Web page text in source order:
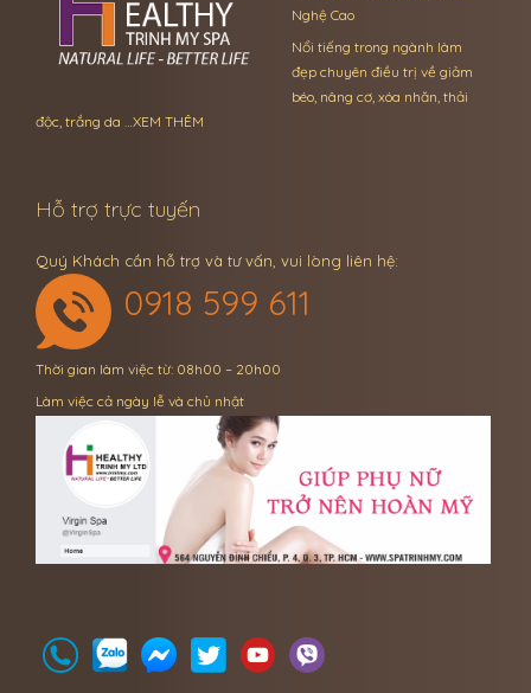
Nghệ Cao
Nổi tiếng trong ngành làm
đẹp chuyên điều trị về giảm
béo, nâng cơ, xóa nhăn, thải
độc, trắng da …XEM THÊM
Hỗ trợ trực tuyến
Quý Khách cần hỗ trợ và tư vấn, vui lòng liên hệ:
0918 599 611
Thời gian làm việc từ: 08h00 – 20h00
Làm việc cả ngày lễ và chủ nhật